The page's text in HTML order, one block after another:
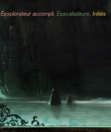
Essplorateur accompli, Esscaladeurs Initiés